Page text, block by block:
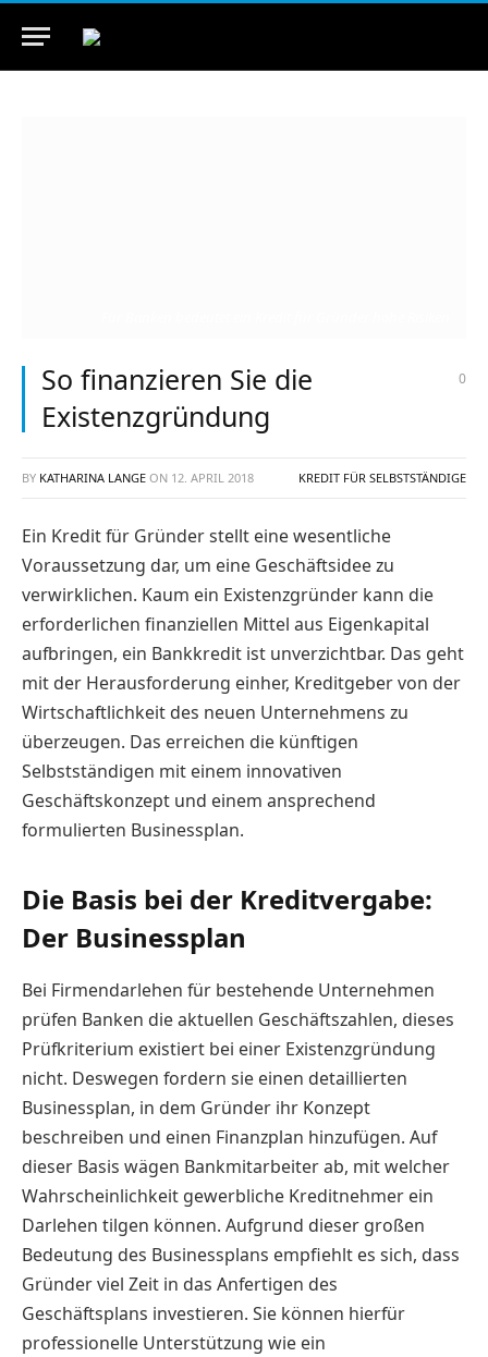
So finanzieren Sie die
Existenzgründung
0
BY KATHARINA LANGE ON 12. APRIL 2018 KREDIT FÜR SELBSTSTÄNDIGE
Ein Kredit für Gründer stellt eine wesentliche
Voraussetzung dar, um eine Geschäftsidee zu
verwirklichen. Kaum ein Existenzgründer kann die
erforderlichen finanziellen Mittel aus Eigenkapital
aufbringen, ein Bankkredit ist unverzichtbar. Das geht
mit der Herausforderung einher, Kreditgeber von der
Wirtschaftlichkeit des neuen Unternehmens zu
überzeugen. Das erreichen die künftigen
Selbstständigen mit einem innovativen
Geschäftskonzept und einem ansprechend
formulierten Businessplan.
Die Basis bei der Kreditvergabe:
Der Businessplan
Bei Firmendarlehen für bestehende Unternehmen
prüfen Banken die aktuellen Geschäftszahlen, dieses
Prüfkriterium existiert bei einer Existenzgründung
nicht. Deswegen fordern sie einen detaillierten
Businessplan, in dem Gründer ihr Konzept
beschreiben und einen Finanzplan hinzufügen. Auf
dieser Basis wägen Bankmitarbeiter ab, mit welcher
Wahrscheinlichkeit gewerbliche Kreditnehmer ein
Darlehen tilgen können. Aufgrund dieser großen
Bedeutung des Businessplans empfiehlt es sich, dass
Gründer viel Zeit in das Anfertigen des
Geschäftsplans investieren. Sie können hierfür
professionelle Unterstützung wie ein